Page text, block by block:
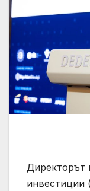
Директорът